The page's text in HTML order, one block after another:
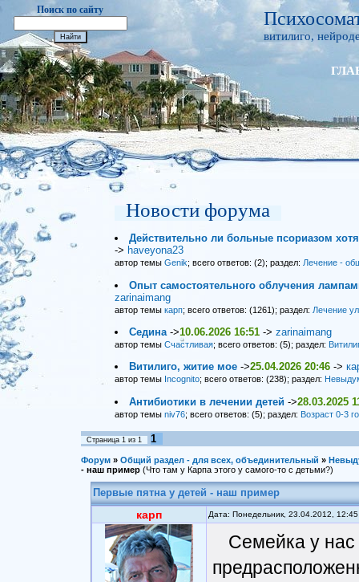
Поиск по сайту
витилиго,
Новости форума
Действительно ли больные псориазом
-> haveyona23
автор темы Genik; всего ответов: (2); раздел: Лечение -
Опыт самостоятельного облучения
zarinaimang
автор темы карп; всего ответов: (1261); раздел: Лечение
Седина ->10.06.2026 16:51 ->zarinaimang
автор темы Счастливая; всего ответов: (5); раздел:
Витилиго, житие мое ->25.04.2026 20:46 ->
автор темы Incognito; всего ответов: (238); раздел:
Антибиотики в лечении детей ->28.03.2025
автор темы niv76; всего ответов: (5); раздел: Возраст 0-3
Страница 1 из 1 1
Форум » Общий раздел - для всех, объединительный »
- наш пример (Что там у Карпа этого у самого-то с детьми?)
Первые пятна у детей - наш пример
карп Дата: Понедельник, 23.04.2012,
Семейка у